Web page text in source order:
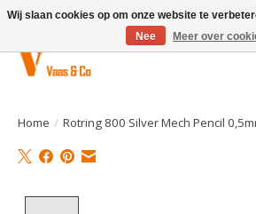
Home / Rotring 800 Silver Mech Pencil
Wij slaan cookies op om onze website te
Nee
Meer over